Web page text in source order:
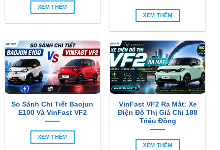
XEM THÊM
XEM THÊM
So Sánh Chi Tiết Baojun
E100 Và VinFast VF2
XEM THÊM
VinFast VF2 Ra Mắt: Xe
Điện Đô Thị Giá Chỉ 188
Triệu Đồng
XEM THÊM